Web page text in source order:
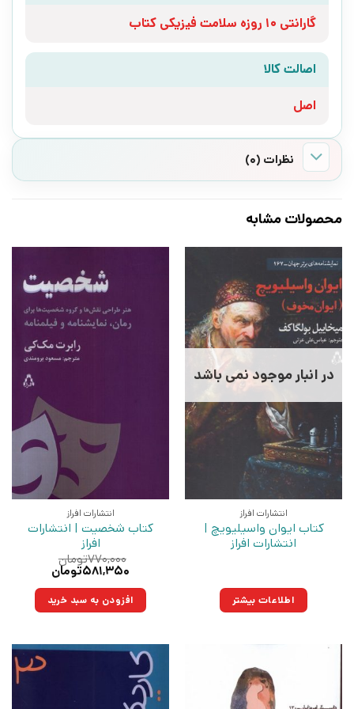
گارانتی 10 روزه سلامت فیزیکی کتاب
اصالت کالا
اصل
نظرات (0)
محصولات مشابه
در انبار موجود نمی باشد
انتشارات افراز
کتاب ایوان واسیلیویچ |
انتشارات افراز
اطلاعات بیشتر
انتشارات افراز
کتاب شخصیت | انتشارات
افراز
۷۷۰,۰۰۰تومان
قیمت
۷۷۰,۰۰۰تومان
بود.
۵۸۱,۳۵۰تومان
۵۸۱,۳۵۰تومان.افزودن به سبد خرید